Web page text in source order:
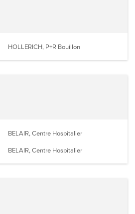
HOLLERICH, P+R Bouillon
BELAIR, Centre Hospitalier
BELAIR, Centre Hospitalier